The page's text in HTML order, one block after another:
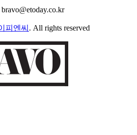
피엔씨 . All rights reserved